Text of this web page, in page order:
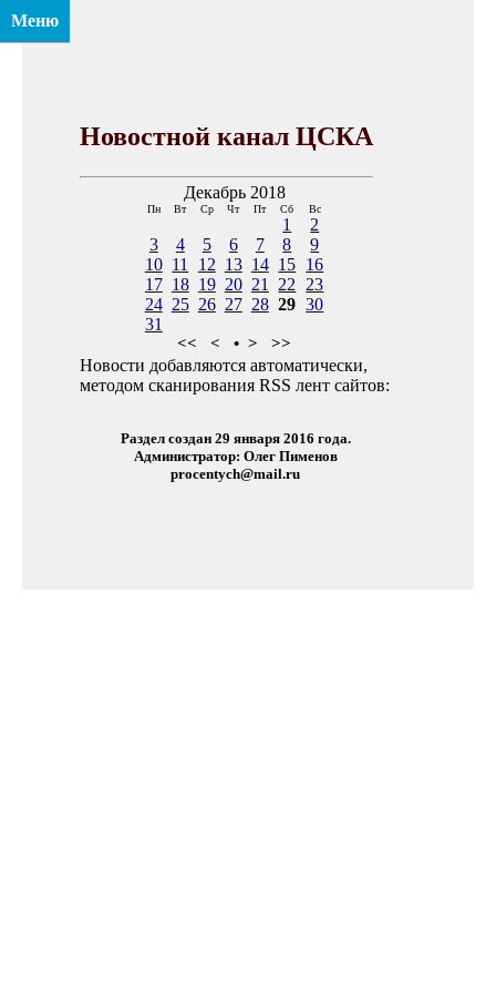
Меню
Новостной канал ЦСКА
Декабрь 2018
Пн Вт Ср Чт Пт Сб Вс
1
2
3
4 5 6 7 8
9
10 11 12 13 14 15 16
17 18 19 20 21 22
23
24 25 26 27 28 29 30
31
<< < • > >>
Новости добавляются автоматически,
методом сканирования RSS лент сайтов:
Раздел создан 29 января 2016 года.
Администратор: Олег Пименов
procentych@mail.ru